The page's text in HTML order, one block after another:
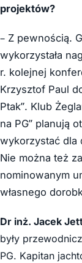
projektów?
– Z pewnością.
wykorzystała
r. kolejnej
Krzysztof Paul
Ptak”. Klub
na PG” planują
wykorzystać dla
Nie można też
nominowanym
własnego
Dr inż. Jacek
były
PG. Kapitan